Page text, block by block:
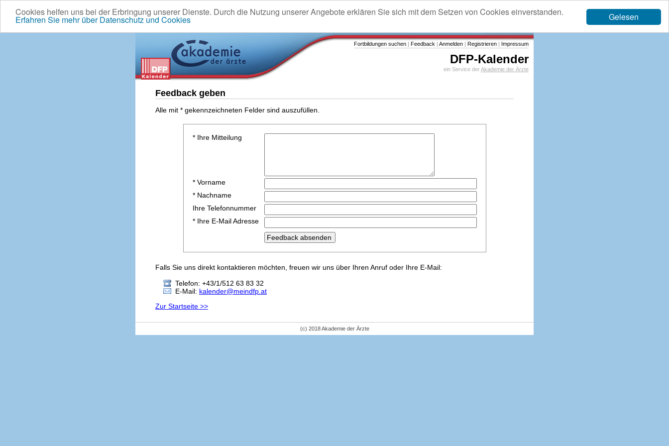
Gelesen
Cookies helfen uns bei der Erbringung unserer Dienste. Durch die Nutzung unserer Angebote erklären Sie sich mit dem Setzen von Cookies einverstanden.
Erfahren Sie mehr über Datenschutz und Cookies
Fortbildungen suchen | Feedback | Anmelden | Registrieren | Impressum
DFP-Kalender
ein Service derAkademie der Ärzte
Feedback geben
Alle mit * gekennzeichneten Felder sind auszufüllen.
* Ihre Mitteilung
* Vorname
* Nachname
Ihre Telefonnummer
* Ihre E-Mail Adresse
Falls Sie uns direkt kontaktieren möchten, freuen wir uns über Ihren Anruf oder Ihre E-Mail:
Telefon: +43/1/512 63 83 32
E-Mail: kalender@meindfp.at
Zur Startseite >>
(c) 2018 Akademie der Ärzte